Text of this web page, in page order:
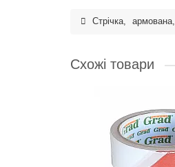
Стрічка, армована,
Схожі товари